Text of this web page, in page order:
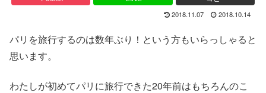
2018.11.07 2018.10.14
パリを旅行するのは数年ぶり！という方もいらっしゃると
思います。
わたしが初めてパリに旅行できた20年前はもちろんのこ